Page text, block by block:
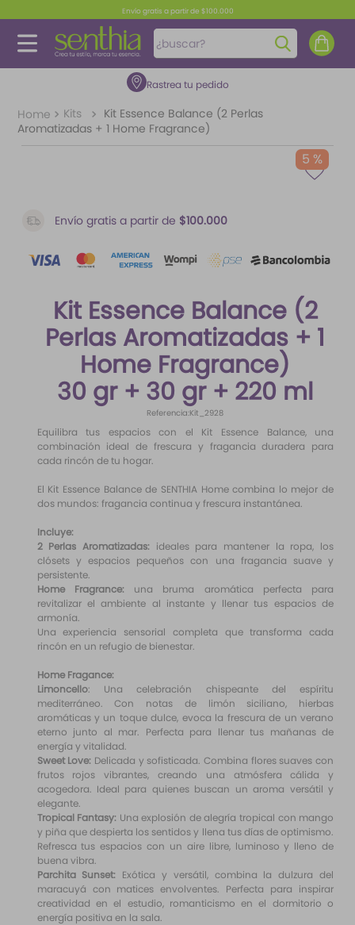
Envío gratis a partir de $100.000
¿buscar?
Rastrea tu pedido
Kits
Kit Essence Balance (2 Perlas
Aromatizadas + 1 Home Fragrance)
5 %
Envío gratis a partir de $100.000
Kit Essence Balance (2
Perlas Aromatizadas + 1
Home Fragrance)
30 gr + 30 gr + 220 ml
Referencia:Kit_2928
Equilibra tus espacios con el Kit Essence Balance, una
combinación ideal de frescura y fragancia duradera para
cada rincón de tu hogar.
El Kit Essence Balance de SENTHIA Home combina lo mejor de
dos mundos: fragancia continua y frescura instantánea.
Incluye:
2 Perlas Aromatizadas: ideales para mantener la ropa, los
clósets y espacios pequeños con una fragancia suave y
persistente.
Home Fragrance: una bruma aromática perfecta para
revitalizar el ambiente al instante y llenar tus espacios de
armonía.
Una experiencia sensorial completa que transforma cada
rincón en un refugio de bienestar.
Home Fragance:
Limoncello: Una celebración chispeante del espíritu
mediterráneo. Con notas de limón siciliano, hierbas
aromáticas y un toque dulce, evoca la frescura de un verano
eterno junto al mar. Perfecta para llenar tus mañanas de
energía y vitalidad.
Sweet Love: Delicada y sofisticada. Combina flores suaves con
frutos rojos vibrantes, creando una atmósfera cálida y
acogedora. Ideal para quienes buscan un aroma versátil y
elegante.
Tropical Fantasy: Una explosión de alegría tropical con mango
y piña que despierta los sentidos y llena tus días de optimismo.
Refresca tus espacios con un aire libre, luminoso y lleno de
buena vibra.
Parchita Sunset: Exótica y versátil, combina la dulzura del
maracuyá con matices envolventes. Perfecta para inspirar
creatividad en el estudio, romanticismo en el dormitorio o
energía positiva en la sala.
TÉRMINOS MÁS BUSCADOS
1.
perfume
5.
mantequilla
6.
iconic
paris hilton
ariana grande
santal 33